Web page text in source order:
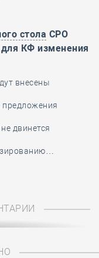
стола СРО
КФ изменения
внесены
предложения
двинется